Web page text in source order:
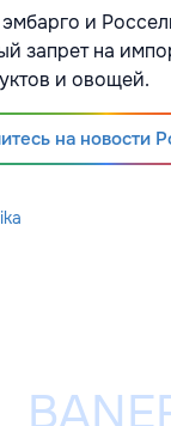
и
запрет на
и овощей.
на новости